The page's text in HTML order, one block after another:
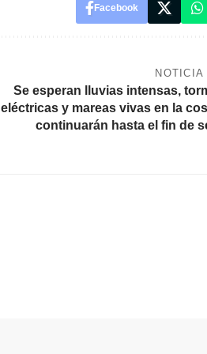
Facebook
NOTICIA
Se esperan lluvias intensas,
eléctricas y mareas vivas en la
continuarán hasta el fin de